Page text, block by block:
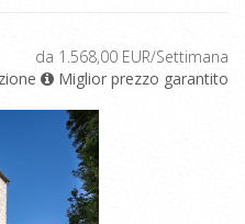
da 1.568,00 EUR/Settimana
Miglior prezzo garantito